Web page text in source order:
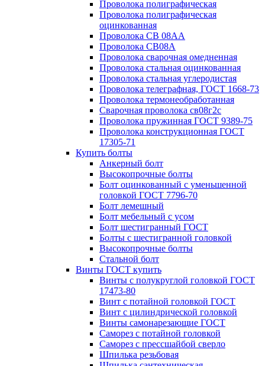
Проволока полиграфическая
Проволока полиграфическая
оцинкованная
Проволока СВ 08АА
Проволока СВ08А
Проволока сварочная омедненная
Проволока стальная оцинкованная
Проволока стальная углеродистая
Проволока телеграфная, ГОСТ 1668-73
Проволока термонеобработанная
Сварочная проволока св08г2с
Проволока пружинная ГОСТ 9389-75
Проволока конструкционная ГОСТ
17305-71
Купить болты
Анкерный болт
Высокопрочные болты
Болт оцинкованный с уменьшенной
головкой ГОСТ 7796-70
Болт лемешный
Болт мебельный с усом
Болт шестигранный ГОСТ
Болты с шестигранной головкой
Высокопрочные болты
Стальной болт
Винты ГОСТ купить
Винты с полукруглой головкой ГОСТ
17473-80
Винт с потайной головкой ГОСТ
Винт с цилиндрической головкой
Винты самонарезающие ГОСТ
Саморез с потайной головкой
Саморез с прессшайбой сверло
Шпилька резьбовая